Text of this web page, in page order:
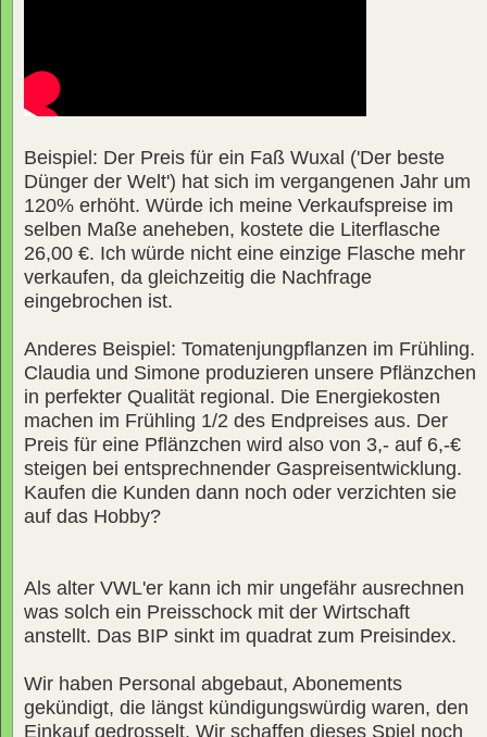
Beispiel: Der Preis für ein Faß Wuxal ('Der beste
Dünger der Welt') hat sich im vergangenen Jahr um
120% erhöht. Würde ich meine Verkaufspreise im
selben Maße aneheben, kostete die Literflasche
26,00 €. Ich würde nicht eine einzige Flasche mehr
verkaufen, da gleichzeitig die Nachfrage
eingebrochen ist.
Anderes Beispiel: Tomatenjungpflanzen im Frühling.
Claudia und Simone produzieren unsere Pflänzchen
in perfekter Qualität regional. Die Energiekosten
machen im Frühling 1/2 des Endpreises aus. Der
Preis für eine Pflänzchen wird also von 3,- auf 6,-€
steigen bei entsprechnender Gaspreisentwicklung.
Kaufen die Kunden dann noch oder verzichten sie
auf das Hobby?
Als alter VWL'er kann ich mir ungefähr ausrechnen
was solch ein Preisschock mit der Wirtschaft
anstellt. Das BIP sinkt im quadrat zum Preisindex.
Wir haben Personal abgebaut, Abonements
gekündigt, die längst kündigungswürdig waren, den
Einkauf gedrosselt. Wir schaffen dieses Spiel noch